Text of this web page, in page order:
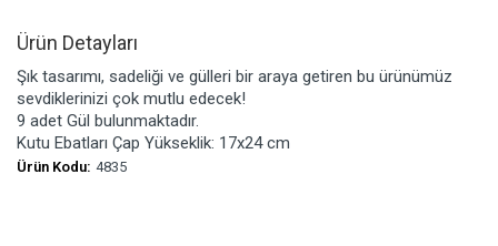
Ürün Detayları
Şık tasarımı, sadeliği ve gülleri bir araya getiren bu ürünümüz
sevdiklerinizi çok mutlu edecek!
9 adet Gül bulunmaktadır.
Kutu Ebatları Çap Yükseklik: 17x24 cm
Ürün Kodu: 4835